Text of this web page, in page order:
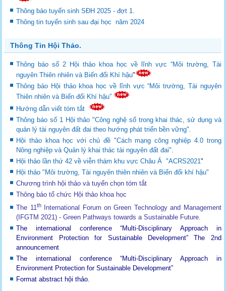
Thông báo tuyển sinh SĐH 2025 - đợt 1.
Thông tin tuyển sinh sau đại học năm 2024
Thông Tin Hội Thảo.
Thông báo số 2 Hội thảo khoa học về lĩnh vực “Môi trường, Tài
nguyên Thiên nhiên và Biến đổi Khí hậu"
Thông báo Hội thảo khoa học về lĩnh vực “Môi trường, Tài nguyên
Thiên nhiên và Biến đổi Khí hậu”
Hướng dẫn viết tóm tắt
Thông báo số 1 Hội thảo "Công nghệ số trong khai thác, sử dụng và
quản lý tài nguyên đất đai theo hướng phát triển bền vững".
Hội thảo khoa học với chủ đề "Cách mạng công nghiệp 4.0 trong
Nông nghiệp và Quản lý khai thác tài nguyên đất đai".
Hội thảo lần thứ 42 về viễn thám khu vực Châu Á "ACRS2021"
Hội thảo "Môi trường, Tài nguyên thiên nhiên và Biến đổi khí hậu"
Chương trình hội thảo và tuyển chọn tóm tắt
Thông báo tổ chức Hội thảo khoa học
The 11thInternational Forum on Green Technology and Management
(IFGTM 2021) - Green Pathways towards a Sustainable Future.
The international conference “Multi-Disciplinary Approach in
Environment Protection for Sustainable Development”The 2nd
announcement
The international conference “Multi-Disciplinary Approach in
Environment Protection for Sustainable Development”
Format abstract hội thảo.